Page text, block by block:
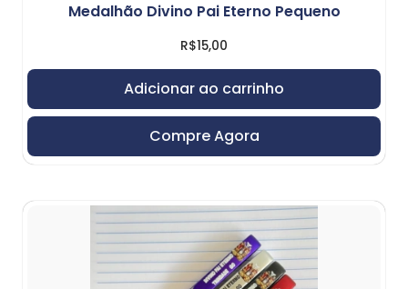
Medalhão Divino Pai Eterno Pequeno
R$15,00
Adicionar ao carrinho
Compre Agora